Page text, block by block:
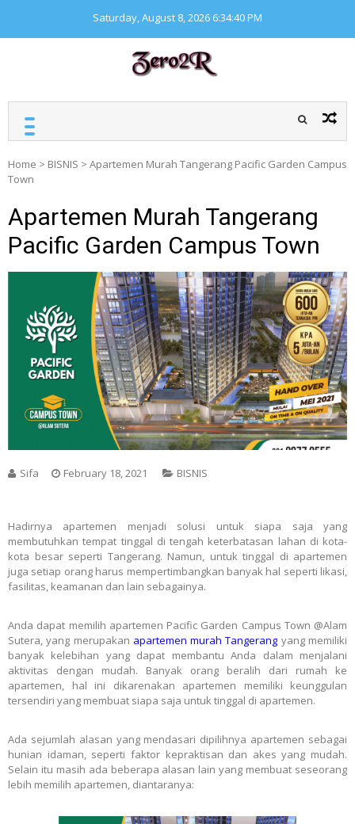
content
Saturday, August 8, 2026 6:34:41 PM
Home > BISNIS > Apartemen Murah Tangerang Pacific Garden Campus
Town
Apartemen Murah Tangerang
Pacific Garden Campus Town
Sifa February 18, 2021 BISNIS
Hadirnya apartemen menjadi solusi untuk siapa saja yang
membutuhkan tempat tinggal di tengah keterbatasan lahan di kota-
kota besar seperti Tangerang. Namun, untuk tinggal di apartemen
juga setiap orang harus mempertimbangkan banyak hal seperti likasi,
fasilitas, keamanan dan lain sebagainya.
Anda dapat memilih apartemen Pacific Garden Campus Town @Alam
Sutera, yang merupakan apartemen murah Tangerang yang memiliki
banyak kelebihan yang dapat membantu Anda dalam menjalani
aktivitas dengan mudah. Banyak orang beralih dari rumah ke
apartemen, hal ini dikarenakan apartemen memiliki keunggulan
tersendiri yang membuat siapa saja untuk tinggal di apartemen.
Ada sejumlah alasan yang mendasari dipilihnya apartemen sebagai
hunian idaman, seperti faktor kepraktisan dan akes yang mudah.
Selain itu masih ada beberapa alasan lain yang membuat seseorang
lebih memilih apartemen, diantaranya: